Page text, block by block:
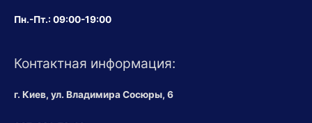
Пн.-Пт.: 09:00-19:00
Контактная информация:
г. Киев, ул. Владимира Сосюры, 6